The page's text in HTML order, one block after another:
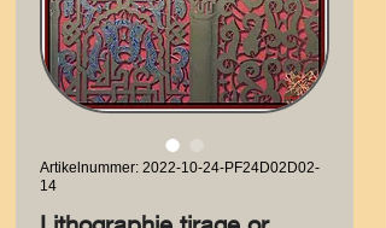
Artikelnummer: 2022-10-24-PF24D02D02-
14